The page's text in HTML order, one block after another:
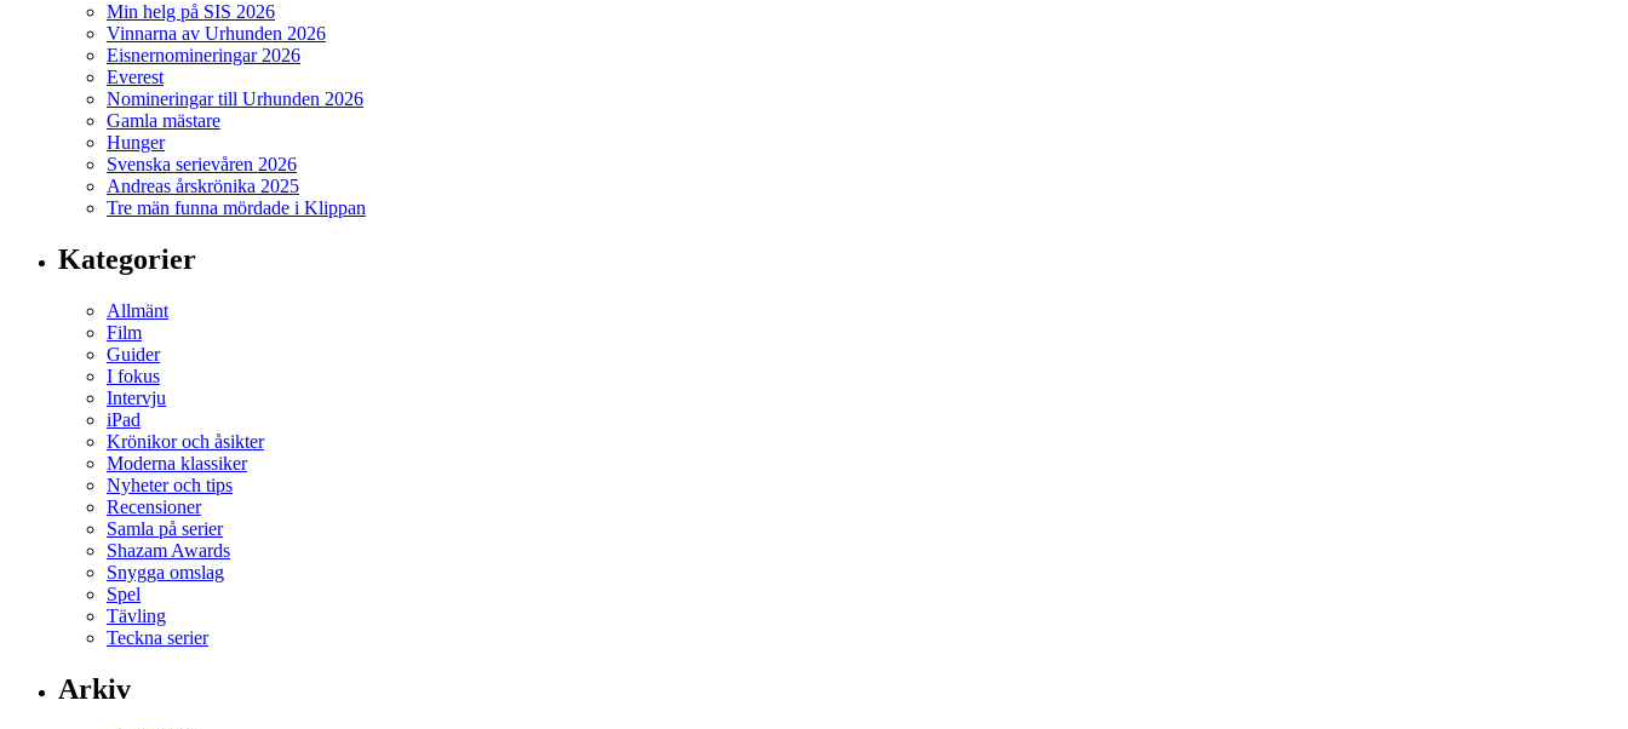
Min helg på SIS 2026
Vinnarna av Urhunden 2026
Eisnernomineringar 2026
Everest
Nomineringar till Urhunden 2026
Gamla mästare
Hunger
Svenska serievåren 2026
Andreas årskrönika 2025
Tre män funna mördade i Klippan
Kategorier
Allmänt
Film
Guider
I fokus
Intervju
iPad
Krönikor och åsikter
Moderna klassiker
Nyheter och tips
Recensioner
Samla på serier
Shazam Awards
Snygga omslag
Spel
Tävling
Teckna serier
Arkiv